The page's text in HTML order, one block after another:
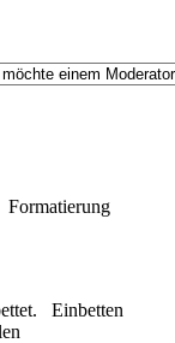
Formatierung
Einbetten